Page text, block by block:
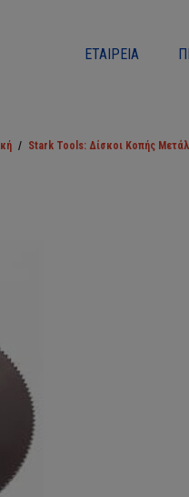
ΕΤΑΙΡΕΊΑ
/ Stark Tools: Δίσκοι Κοπής